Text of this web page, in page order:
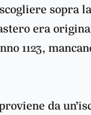
sopra
era
1123,
da